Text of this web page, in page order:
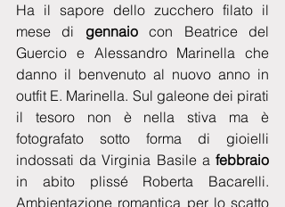
Ha il sapore dello zucchero filato il
mese di gennaio con Beatrice del
Guercio e Alessandro Marinella che
danno il benvenuto al nuovo anno in
outfit E. Marinella. Sul galeone dei pirati
il tesoro non è nella stiva ma è
fotografato sotto forma di gioielli
indossati da Virginia Basile a febbraio
in abito plissé Roberta Bacarelli.
Ambientazione romantica per lo scatto